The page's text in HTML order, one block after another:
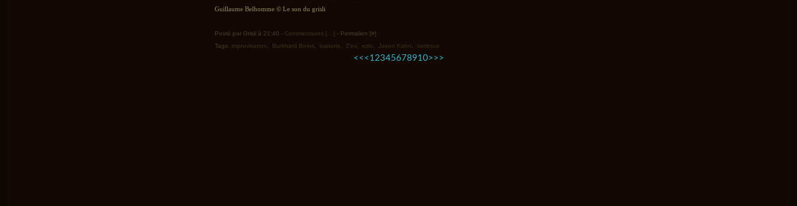
Guillaume Belhomme © Le son du grisli
Posté par Grisli à 21:40 - Commentaires [ ] - Permalien [#]
Tags: improvisation Burkhard Beins batterie Z'ev, solo Jason Kahn tambour
<< < 123456 78910>>>